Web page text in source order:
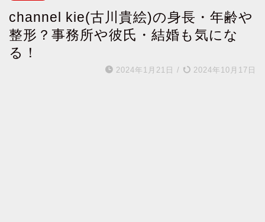
channel kie(古川貴絵)の身長・年齢や
整形？事務所や彼氏・結婚も気にな
る！
2024年1月21日 / 2024年10月17日